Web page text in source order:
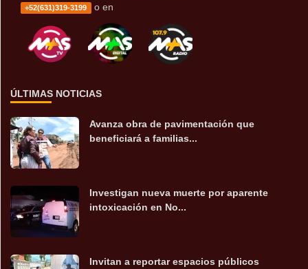
+52(631)319-3199 o en
ÚLTIMAS NOTICIAS
Avanza obra de pavimentación que
beneficiará a familias...
Investigan nueva muerte por aparente
intoxicación en No...
Invitan a reportar espacios públicos